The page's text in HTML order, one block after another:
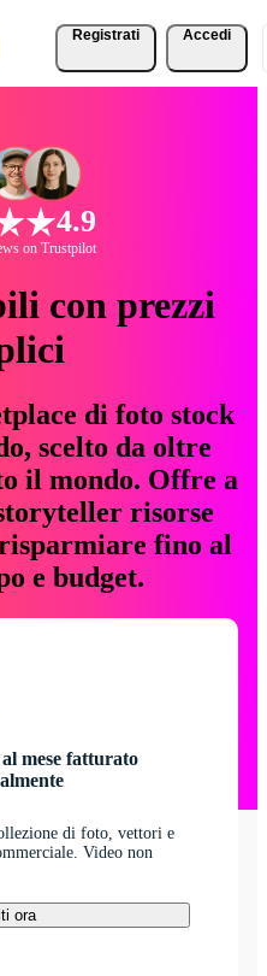
Registrati Accedi
4.9
on Trustpilot
con prezzi
di foto stock
scelto da oltre
il mondo. Offre a
risorse
fino al
e budget.
mese fatturato
di foto, vettori e
Video non
ora